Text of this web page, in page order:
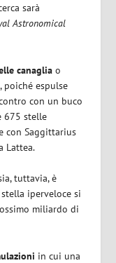
sarà
Astronomical
canaglia o
espulse
con un buco
675 stelle
con Saggittarius
Lattea.
tuttavia, è
iperveloce si
miliardo di
in cui una